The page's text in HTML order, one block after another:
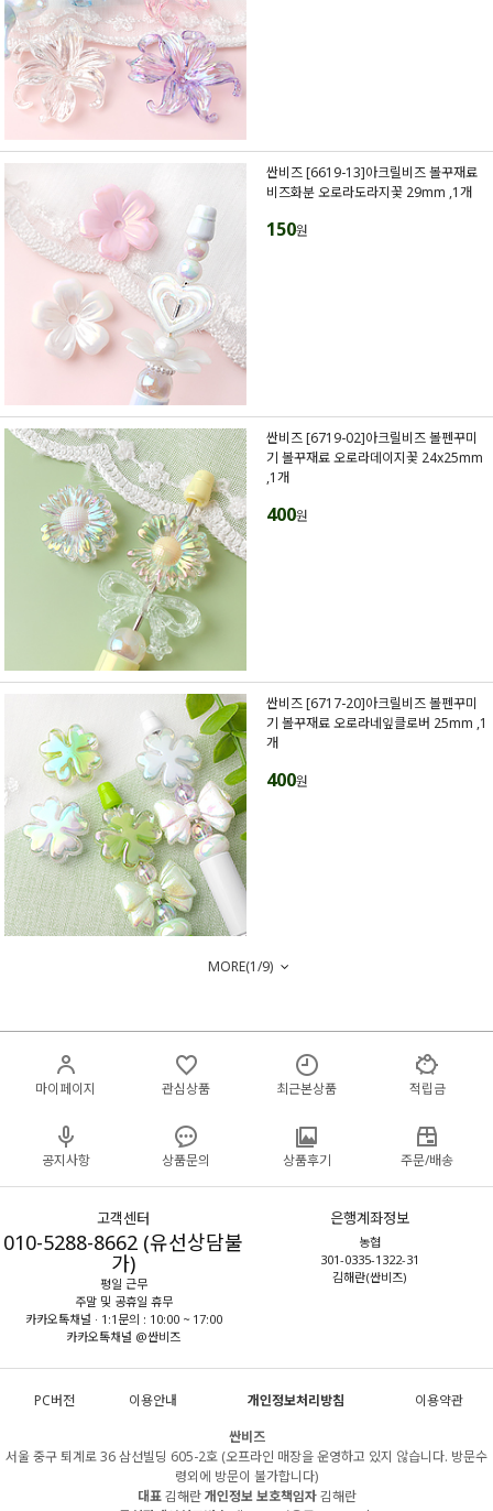
싼비즈 [6619-13]아크릴비즈 볼꾸재료
비즈화분 오로라도라지꽃 29mm ,1개
150원
싼비즈 [6719-02]아크릴비즈 볼펜꾸미
기 볼꾸재료 오로라데이지꽃 24x25mm
,1개
400원
싼비즈 [6717-20]아크릴비즈 볼펜꾸미
기 볼꾸재료 오로라네잎클로버 25mm ,1
개
400원
MORE(1/9)
마이페이지 관심상품 최근본상품 적립금
공지사항 상품문의 상품후기 주문/배송
고객센터
010-5288-8662 (유선상담불
가)
평일 근무
주말 및 공휴일 휴무
카카오톡채널 · 1:1문의 : 10:00 ~ 17:00
카카오톡채널 @싼비즈
은행계좌정보
농협
301-0335-1322-31
김해란(싼비즈)
PC버전 이용안내 개인정보처리방침
이용약관
싼비즈
서울 중구 퇴계로 36 삼선빌딩 605-2호 (오프라인 매장을 운영하고 있지 않습니다. 방문수
령외에 방문이 불가합니다)
대표김해란개인정보 보호책임자김해란